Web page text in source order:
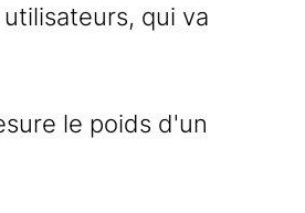
qui va
le poids d'un